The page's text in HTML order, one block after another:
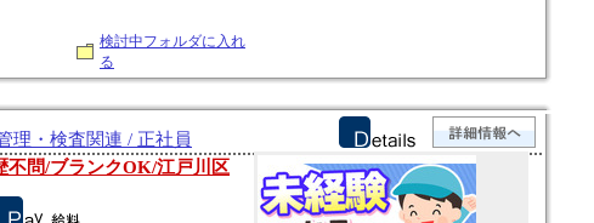
検討中フォルダに入れ
る
理・検査関連 / 正社員
不問/ブランクOK/江戸川区